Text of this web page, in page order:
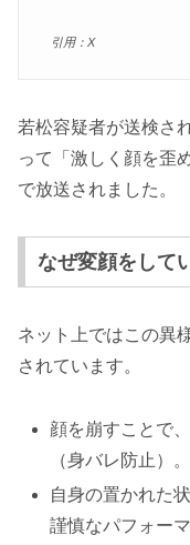
引用：X
若松容疑者が送検さ
って「激しく顔を歪
で放送されました。
なぜ変顔をして
ネット上ではこの異
されています。
顔を崩すことで
（身バレ防止）。
自身の置かれた
謹慎なパフォーマ